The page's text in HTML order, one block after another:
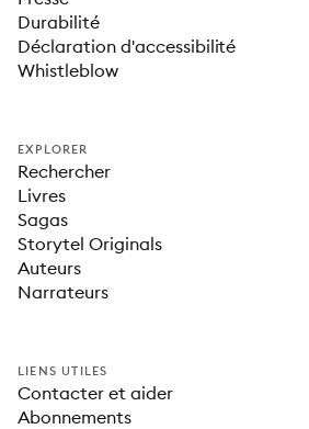
Durabilité
Déclaration d'accessibilité
Whistleblow
EXPLORER
Rechercher
Livres
Sagas
Storytel Originals
Auteurs
Narrateurs
LIENS UTILES
Contacter et aider
Abonnements